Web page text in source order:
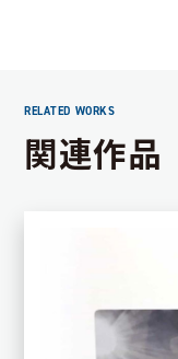
関連作品